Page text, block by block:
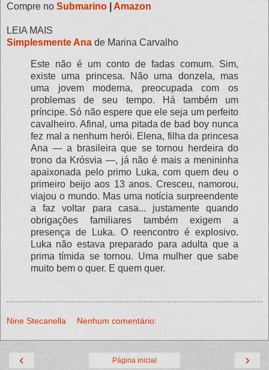
Compre no Submarino Amazon
LEIA MAIS
Simplesmente Ana de Marina Carvalho
Este não é um conto de fadas comum. Sim,
existe uma princesa. Não uma donzela, mas
uma jovem moderna, preocupada com os
problemas de seu tempo. Há também um
príncipe. Só não espere que ele seja um perfeito
cavalheiro. Afinal, uma pitada de bad boy nunca
fez mal a nenhum herói. Elena, filha da princesa
Ana — a brasileira que se tornou herdeira do
trono da Krósvia —, já não é mais a menininha
apaixonada pelo primo Luka, com quem deu o
primeiro beijo aos 13 anos. Cresceu, namorou,
viajou o mundo. Mas uma notícia surpreendente
a faz voltar para casa... justamente quando
obrigações familiares também exigem a
presença de Luka. O reencontro é explosivo.
Luka não estava preparado para adulta que a
prima tímida se tornou. Uma mulher que sabe
muito bem o quer. E quem quer.
Nine Stecanella Nenhum comentário:
‹ ›
Página inicial